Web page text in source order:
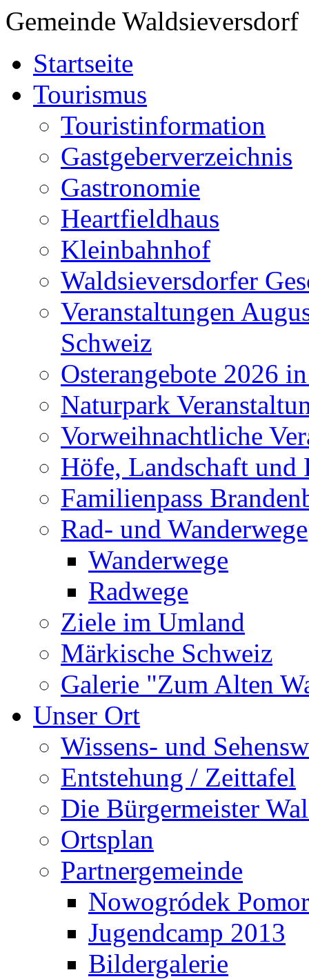
Gemeinde Waldsieversdorf
Startseite
Tourismus
Touristinformation
Gastgeberverzeichnis
Gastronomie
Heartfieldhaus
Kleinbahnhof
Waldsieversdorfer
Veranstaltungen
Schweiz
Osterangebote 2026
Naturpark
Vorweihnachtliche
Höfe, Landschaft und
Familienpass
Rad- und Wanderwege
Wanderwege
Radwege
Ziele im Umland
Märkische Schweiz
Galerie "Zum Alten
Unser Ort
Wissens- und
Entstehung / Zeittafel
Die Bürgermeister
Ortsplan
Partnergemeinde
Nowogródek
Jugendcamp 2013
Bildergalerie